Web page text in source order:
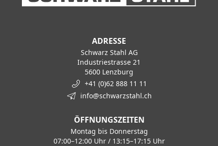
ADRESSE
Schwarz Stahl AG
Industriestrasse 21
5600 Lenzburg
+41 (0)62 888 11 11
info@schwarzstahl.ch
ÖFFNUNGSZEITEN
Montag bis Donnerstag
07:00–12:00 Uhr / 13:15–17:15 Uhr